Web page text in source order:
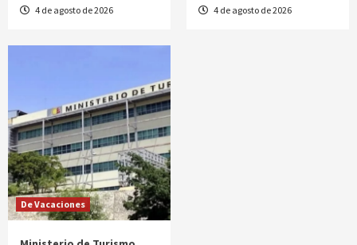
4 de agosto de 2026 4 de agosto de 2026
De Vacaciones